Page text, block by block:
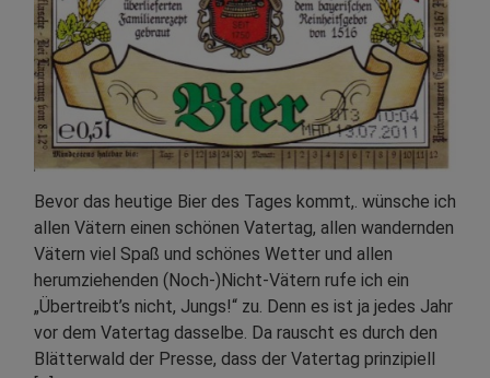
Bevor das heutige Bier des Tages kommt,. wünsche ich
allen Vätern einen schönen Vatertag, allen wandernden
Vätern viel Spaß und schönes Wetter und allen
herumziehenden (Noch-)Nicht-Vätern rufe ich ein
„Übertreibt’s nicht, Jungs!“ zu. Denn es ist ja jedes Jahr
vor dem Vatertag dasselbe. Da rauscht es durch den
Blätterwald der Presse, dass der Vatertag prinzipiell